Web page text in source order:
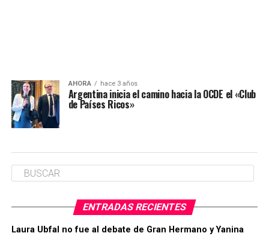
AHORA hace 3 años
Argentina inicia el camino hacia la OCDE el «Club
de Países Ricos»
ENTRADAS RECIENTES
Laura Ubfal no fue al debate de Gran Hermano y Yanina